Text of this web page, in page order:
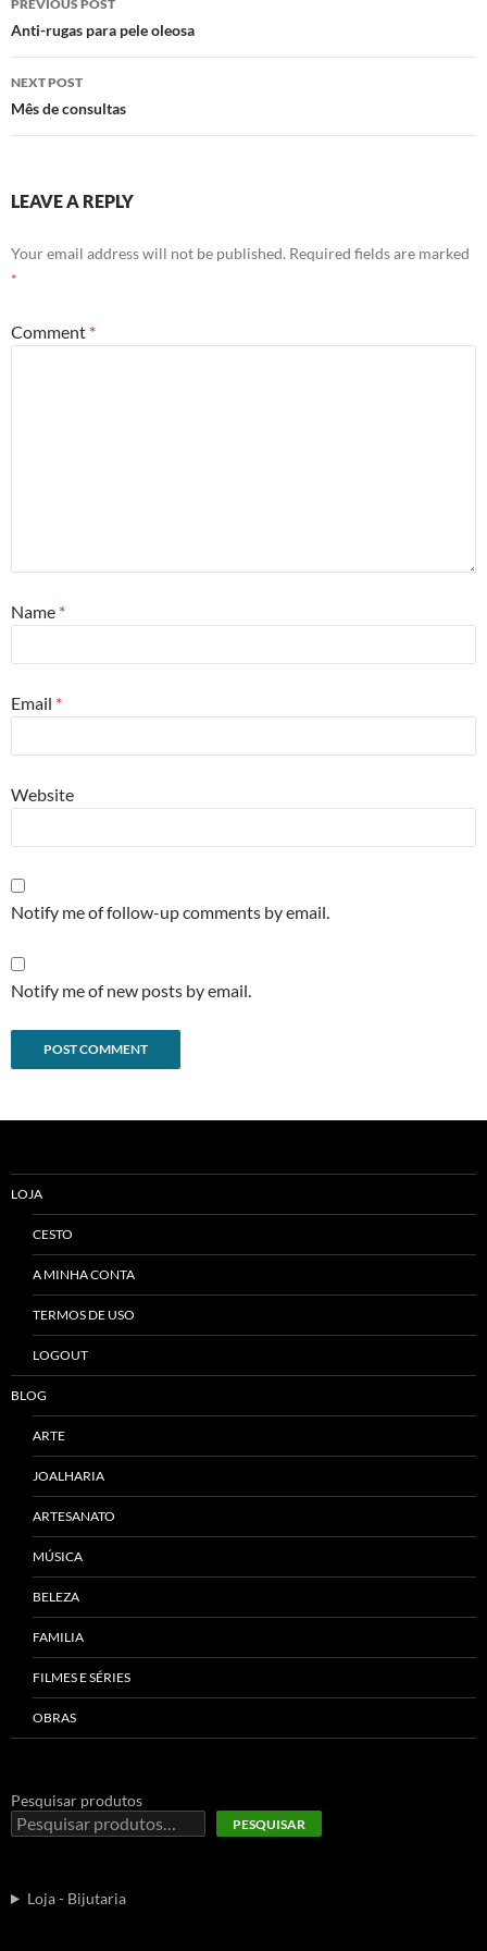
navigation
PREVIOUS POST
Anti-rugas para pele oleosa
NEXT POST
Mês de consultas
LEAVE A REPLY
Your email address will not be published. Required fields are marked
*
Comment *
Name *
Email *
Website
Notify me of follow-up comments by email.
Notify me of new posts by email.
LOJA
CESTO
A MINHA CONTA
TERMOS DE USO
LOGOUT
BLOG
ARTE
JOALHARIA
ARTESANATO
MÚSICA
BELEZA
FAMILIA
FILMES E SÉRIES
OBRAS
Pesquisar produtos
PESQUISAR
Loja - Bijutaria